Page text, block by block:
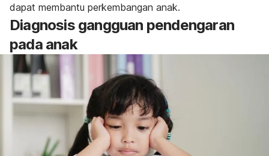
dapat membantu perkembangan anak.
Diagnosis gangguan pendengaran
pada anak